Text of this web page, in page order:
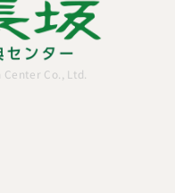
Co., Ltd.